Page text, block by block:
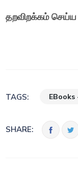
தறவிறக்கம் செய்ய
TAGS: EBooks
SHARE: